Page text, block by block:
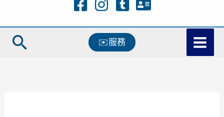
容
搜
✉️服務